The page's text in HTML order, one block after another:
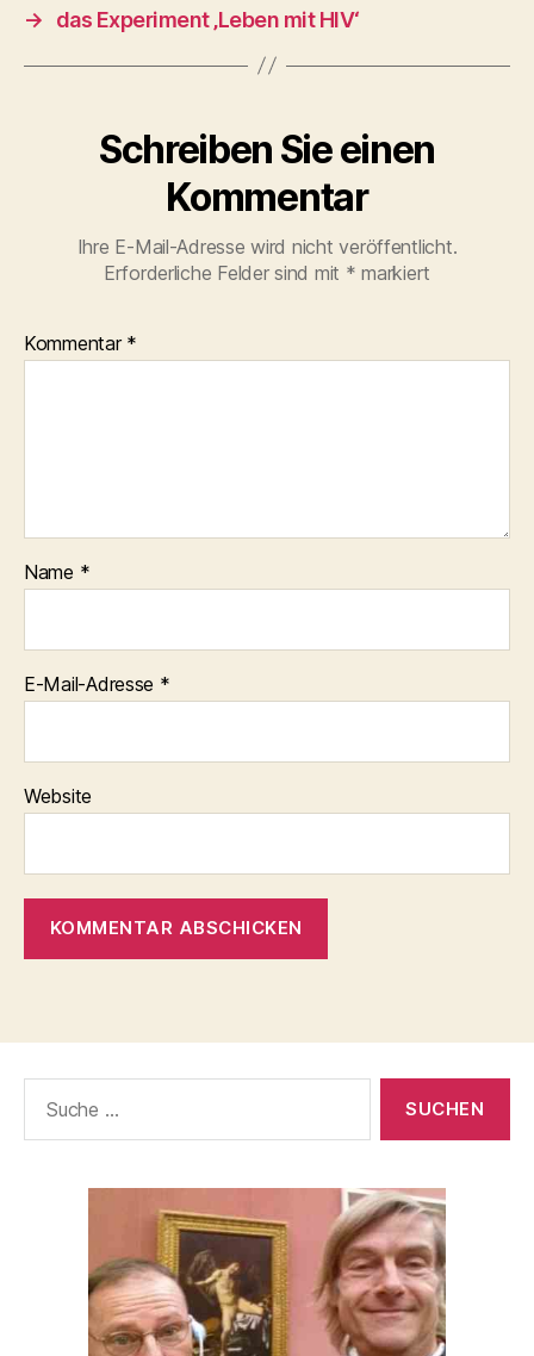
→ das Experiment ‚Leben mit HIV‘
Schreiben Sie einen
Kommentar
Ihre E-Mail-Adresse wird nicht veröffentlicht.
Erforderliche Felder sind mit * markiert
Kommentar *
Name *
E-Mail-Adresse *
Website
nach: